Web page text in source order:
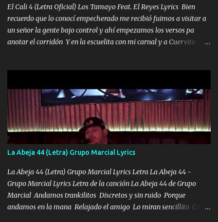
VIO POR LA FAMILIA PARA QUE SIGA EL LEGADO Es el DOS de
los HERMANOS un cerebro inteligente y com...
El Cali 4 (Letra Oficial) Los Tamayo Feat. El Reyes Lyrics Bien
recuerdo que lo conocí empecherado me recibió fuimos a visitar a
un señor la gente bajo control y ahí empezamos los versos pa
anotar el corridón Y en la escuelita con mi carnal y a Cuervito
camisa es color Verde y peleam0s la Bandera por todita a la ciudad
con los drones patrullando la Frontera De Tijuana Bulevares
Bellas Artes me ve en las blancas ya hace falta mi APA FLACO
verde se le extraña pa que sepan Aquí Pura GENTE DE LA RANA 🐸
POR CLAVE ES EL CALI 4 EN LA CIUDAD TIJUANA Música Al
tirante andamos mi carnal atento a cualquier necesidad no porque
se ve limpio el camino nos confiamos al andar y nunca con la
misma piedra me vuelvo a tropezar Cuando ando de enamorado
en corto me tiró a per...
La Abeja 44 (Letra) Grupo Marcial Lyrics
La Abeja 44 (Letra) Grupo Marcial Lyrics Letra La Abeja 44 -
Grupo Marcial Lyrics Letra de la canción La Abeja 44 de Grupo
Marcial Andamos trankilitos Discretos y sin ruido Porque
andamos en la mana Relajado el amigo Lo miran sencillito Con